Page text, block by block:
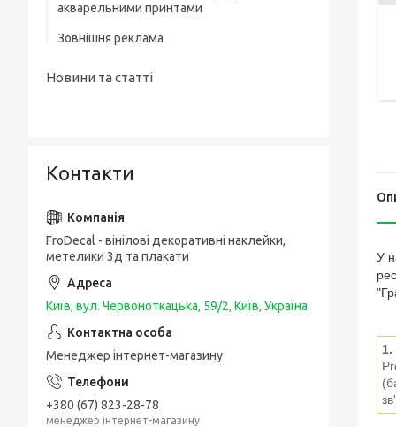
У
1.
акварельними принтами
Зовнішня реклама
Новини та статті
Контакти
FroDecal - вінілові декоративні наклейки,
метелики 3д та плакати
Київ, вул. Червоноткацька, 59/2, Київ, Україна
Менеджер інтернет-магазину
+380 (67) 823-28-78
менеджер інтернет-магазину